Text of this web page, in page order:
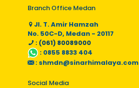
Branch Office Medan
Jl. T. Amir Hamzah
No. 50C-D, Medan - 20117
: (061) 80089000
: 0855 8833 404
: shmdn@sinarhimalaya.com
Social Media